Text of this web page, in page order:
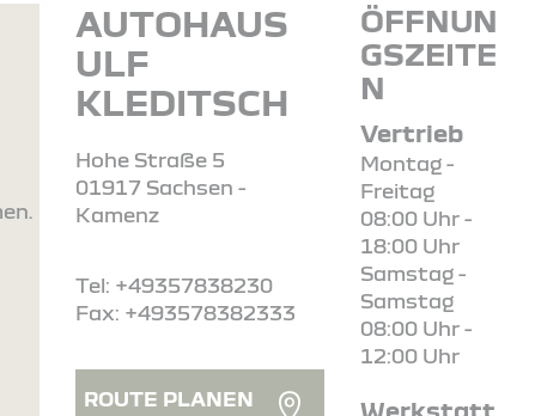
AUTOHAUS
ULF
KLEDITSCH
Hohe Straße 5
01917 Sachsen -
Kamenz
Tel: +49357838230
Fax: +493578382333
ROUTE PLANEN
ÖFFNUN
GSZEITE
N
Vertrieb
Montag -
Freitag
08:00 Uhr -
18:00 Uhr
Samstag -
Samstag
08:00 Uhr -
12:00 Uhr
Werkstatt